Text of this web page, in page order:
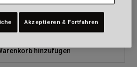
L XL 2XL
hinzufügen
Akzeptieren & Fortfahren